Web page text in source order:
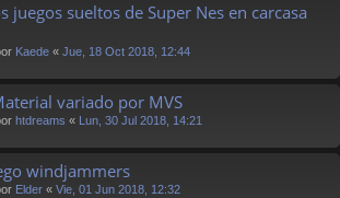
juegos sueltos de Super Nes en carcasa
Kaede « Jue, 18 Oct 2018, 12:44
variado por MVS
htdreams « Lun, 30 Jul 2018, 14:21
windjammers
Elder « Vie, 01 Jun 2018, 12:32